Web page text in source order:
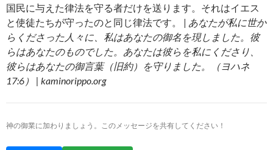
国民に与えた律法を守る者だけを送ります。それはイエス
と使徒たちが守ったのと同じ律法です。 | あなたが私に世か
らくださった人々に、私はあなたの御名を現しました。彼
らはあなたのものでした。あなたは彼らを私にくださり、
彼らはあなたの御言葉（旧約）を守りました。（ヨハネ
17:6） | kaminorippo.org
神の御業に加わりましょう。このメッセージを共有してください！